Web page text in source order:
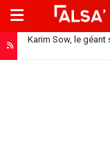
Karim Sow, le